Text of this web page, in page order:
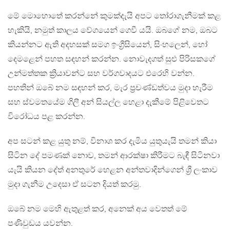
මේ මොහොතේ කරන්නේ කුමක්දැයි අපට තෝරාගැනීමක් කළ
හැකියි, නමුත් කාලය වේගයෙන් ගෙවී යයි. ඔබගේ නම, ඔබට
කියන්නට ඇති අදහසක් සමග ඉංග්‍රීසියෙන්, සිංහලෙන්, හෝ
දෙමළෙන් පහත සඳහන් කරන්න. නොවැදගත් සුළු පිරිසකගේ
උන්මත්තක ක්‍රියාවන්ට සහ වර්ගවාදයට එරෙහි වන්න.
පහතින් ඔබේ නම සඳහන් කර, මැර ප්‍රචණ්ඩත්වය මුදා හැරීම
සහ ස්වමතයේම ගිලී අන් සියල්ල හෙළා දැකීමේ පිළිවෙතට
විරෝධය පළ කරන්න.
අප සටන් කළ යුතු නම්, විනාශ කර දැමිය යුතුයැයි තමන් කියා
සිටින දේ පමණක් නොව, තමන් ආරක්ෂා කිරීමට බැඳී සිටිනවා
යැයි කියන දේත් අනතුරේ හෙළන අන්තවාදින්ගෙන් ශ්‍රී ලංකාව
මුදා ගැනීම උදෙසා ඒ සටන දියත් කරමු.
ඔබේ නම මෙහි ඇතුළත් කර, අනෙක් අය වෙතත් මේ
පණිවුඩය යවන්න.